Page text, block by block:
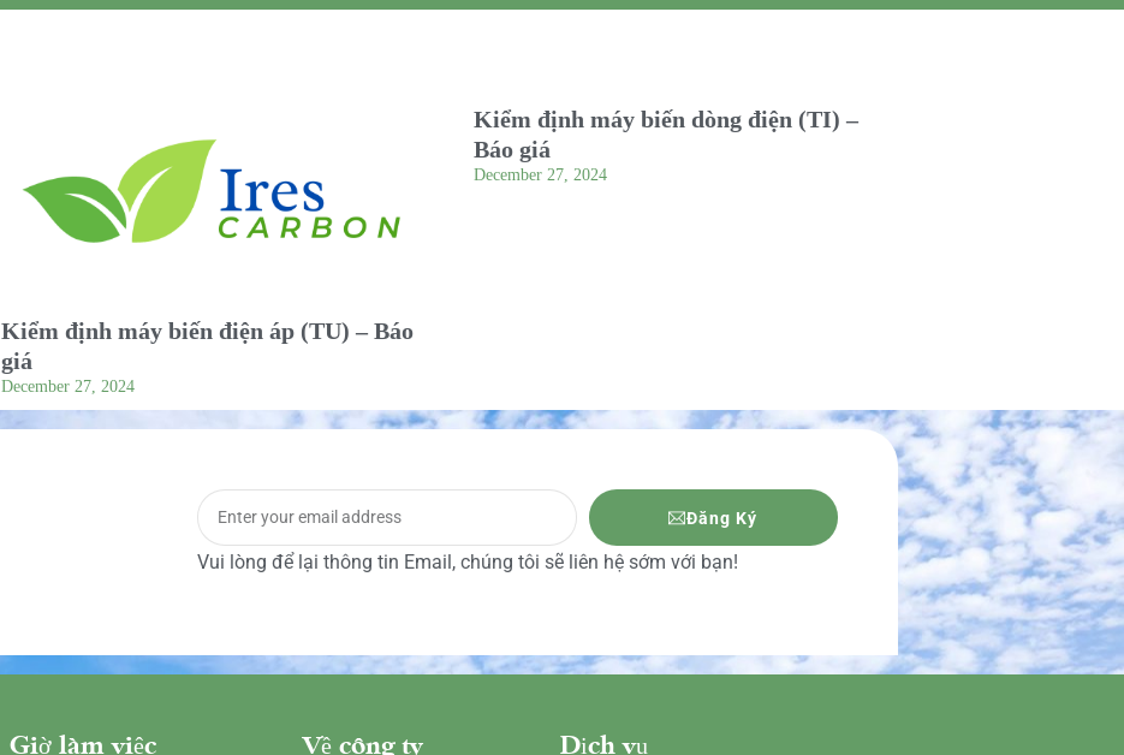
Kiểm định máy biến điện áp (TU) – Báo
giá
December 27, 2024
Kiểm định máy biến dòng điện (TI) –
Báo giá
December 27, 2024
Đăng Ký
Vui lòng để lại thông tin Email, chúng tôi sẽ liên hệ sớm với bạn!
Giờ làm việc Về công ty Dịch vụ